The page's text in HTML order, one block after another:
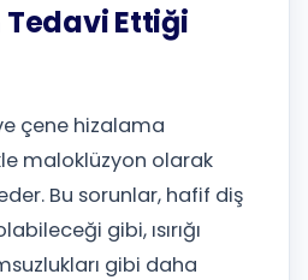
Ettiği
çene hizalama
maloklüzyon olarak
Bu sorunlar, hafif diş
gibi, ısırığı
gibi daha